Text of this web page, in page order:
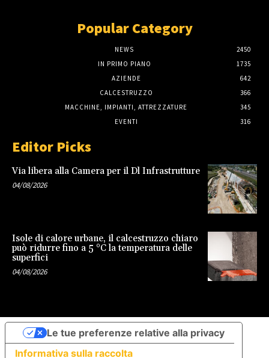
Popular Category
NEWS
2450
IN PRIMO PIANO
1735
AZIENDE
642
CALCESTRUZZO
366
MACCHINE, IMPIANTI, ATTREZZATURE
345
EVENTI
316
Editor Picks
Via libera alla Camera per il Dl Infrastrutture
04/08/2026
Isole di calore urbane, il calcestruzzo chiaro
può ridurre fino a 5 °C la temperatura delle
superfici
04/08/2026
Informativa sulla raccolta
Le tue preferenze relative alla privacy